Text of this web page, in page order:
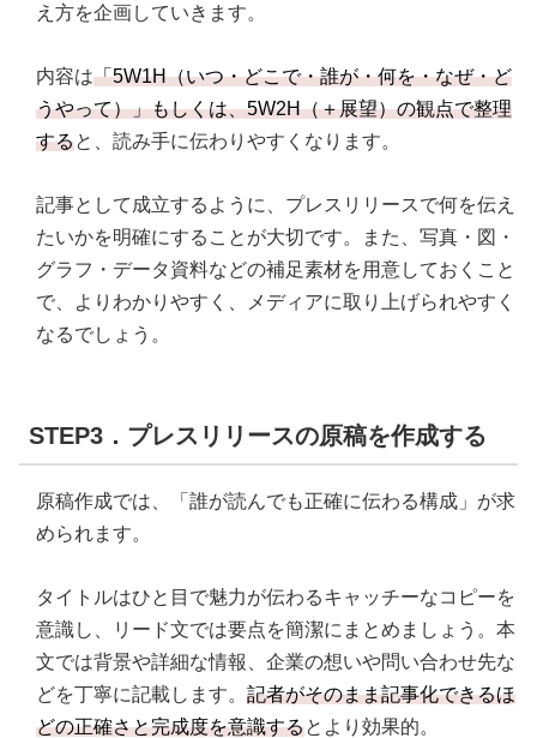
え方を企画していきます。
内容は「5W1H（いつ・どこで・誰が・何を・なぜ・ど
うやって）」もしくは、5W2H（＋展望）の観点で整理
すると、読み手に伝わりやすくなります。
記事として成立するように、プレスリリースで何を伝え
たいかを明確にすることが大切です。また、写真・図・
グラフ・データ資料などの補足素材を用意しておくこと
で、よりわかりやすく、メディアに取り上げられやすく
なるでしょう。
STEP3．プレスリリースの原稿を作成する
原稿作成では、「誰が読んでも正確に伝わる構成」が求
められます。
タイトルはひと目で魅力が伝わるキャッチーなコピーを
意識し、リード文では要点を簡潔にまとめましょう。本
文では背景や詳細な情報、企業の想いや問い合わせ先な
どを丁寧に記載します。 記者がそのまま記事化できるほ
どの正確さと完成度を意識するとより効果的。